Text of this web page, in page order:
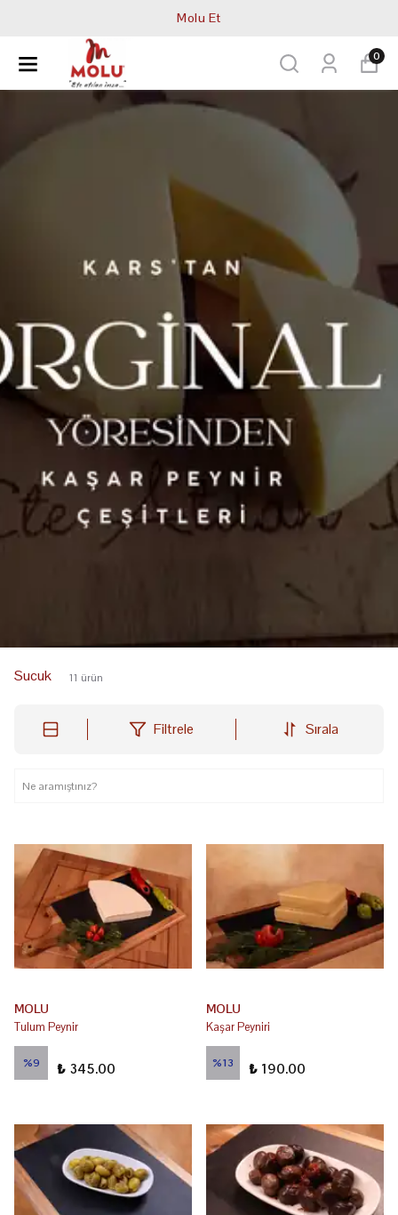
Molu Et
0
Sucuk 11 ürün
Filtrele Sırala
MOLU
Tulum Peynir
%9 ₺ 345.00
MOLU
Kaşar Peyniri
%13 ₺ 190.00